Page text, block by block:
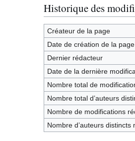
Historique des
Créateur de la page
Date de création de la page
Dernier rédacteur
Date de la dernière
Nombre total de
Nombre total d’auteurs
Nombre de modifications
Nombre d’auteurs distincts